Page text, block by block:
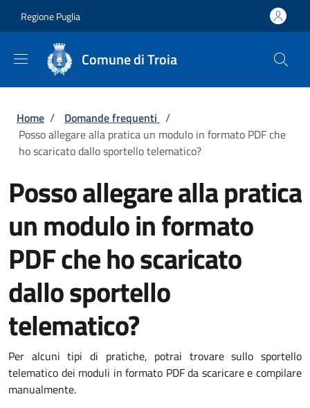
Regione Puglia
Comune di Troia
Briciole di pane
Home / Domande frequenti /
Posso allegare alla pratica un modulo in formato PDF che
ho scaricato dallo sportello telematico?
Posso allegare alla pratica
un modulo in formato
PDF che ho scaricato
dallo sportello
telematico?
Per alcuni tipi di pratiche, potrai trovare sullo sportello
telematico dei moduli in formato PDF da scaricare e compilare
manualmente.